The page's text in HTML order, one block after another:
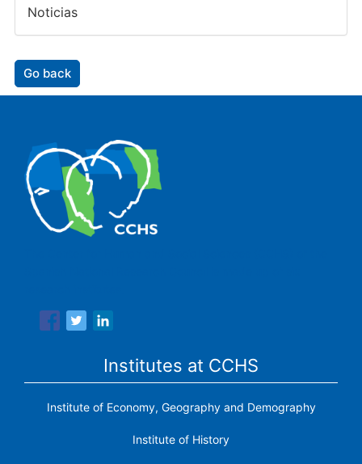
Noticias
Go back
Institutes at CCHS
Institute of Economy, Geography and Demography
Institute of History